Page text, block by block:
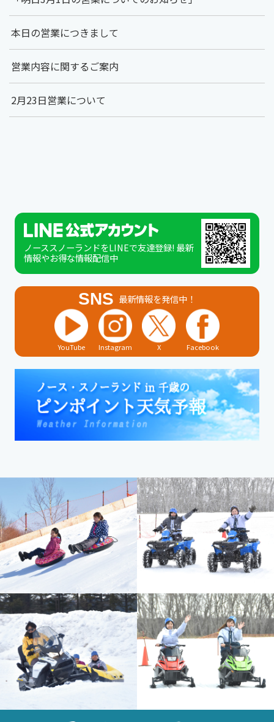
本日の営業につきまして
営業内容に関するご案内
2月23日営業について
ノーススノーランドをLINEで友達登録! 最新
情報やお得な情報配信中
SNS 最新情報を発信中！
YouTube Instagram X Facebook